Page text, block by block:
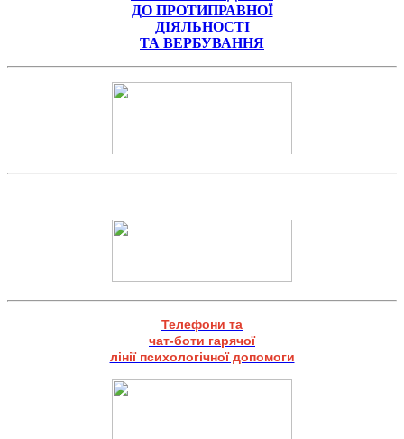
ДО ПРОТИПРАВНОЇ
ДІЯЛЬНОСТІ
ТА ВЕРБУВАННЯ
Телефони та
чат-боти гарячої
лінії психологічної допомоги